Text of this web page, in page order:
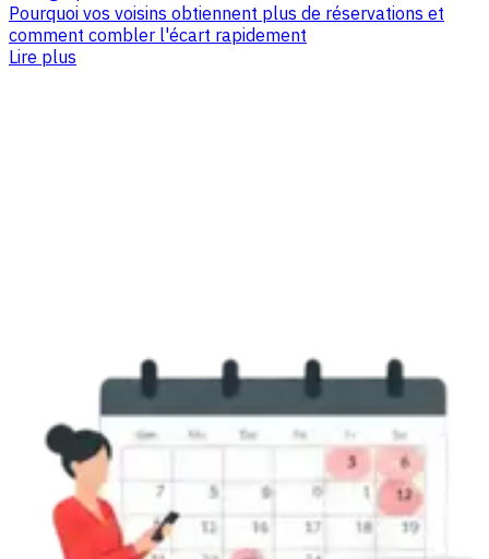
Pourquoi vos voisins obtiennent plus de réservations et
comment combler l'écart rapidement
Lire plus